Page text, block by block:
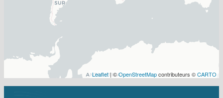
Leaflet| ©OpenStreetMapcontributeurs ©CARTO